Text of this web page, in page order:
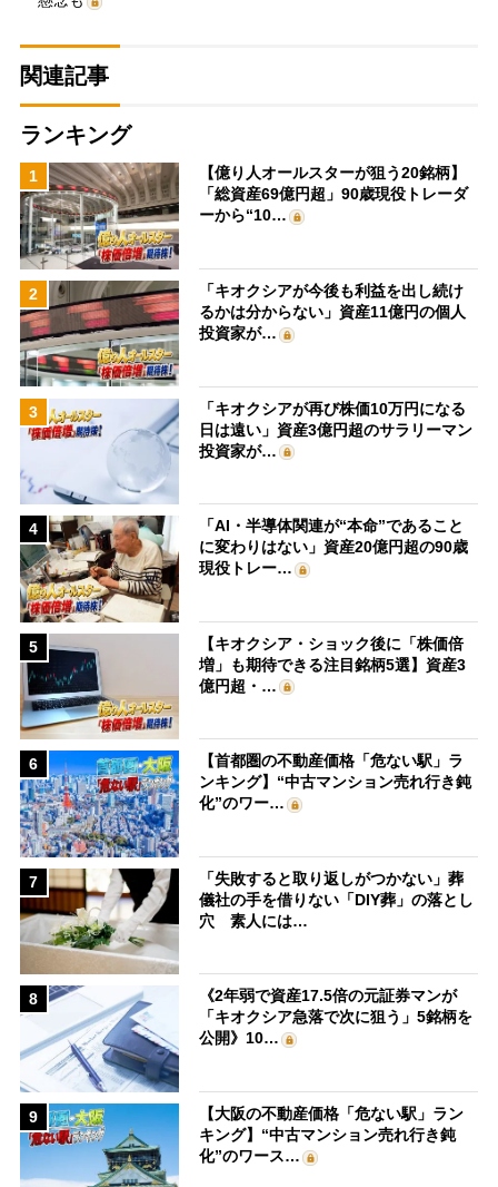
関連記事
ランキング
1
【億り人オールスターが狙う20銘柄】
「総資産69億円超」90歳現役トレーダ
ーから“10…
2
「キオクシアが今後も利益を出し続け
るかは分からない」資産11億円の個人
投資家が…
3
「キオクシアが再び株価10万円になる
日は遠い」資産3億円超のサラリーマン
投資家が…
4
「AI・半導体関連が“本命”であること
に変わりはない」資産20億円超の90歳
現役トレー…
5
【キオクシア・ショック後に「株価倍
増」も期待できる注目銘柄5選】資産3
億円超・…
6
【首都圏の不動産価格「危ない駅」ラ
ンキング】“中古マンション売れ行き鈍
化”のワー…
7
「失敗すると取り返しがつかない」葬
儀社の手を借りない「DIY葬」の落とし
穴 素人には…
8
《2年弱で資産17.5倍の元証券マンが
「キオクシア急落で次に狙う」5銘柄を
公開》10…
9
【大阪の不動産価格「危ない駅」ラン
キング】“中古マンション売れ行き鈍
化”のワース…